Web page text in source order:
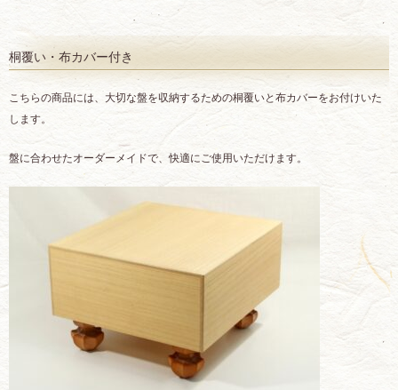
桐覆い・布カバー付き
こちらの商品には、大切な盤を収納するための桐覆いと布カバーをお付けいた
します。
盤に合わせたオーダーメイドで、快適にご使用いただけます。